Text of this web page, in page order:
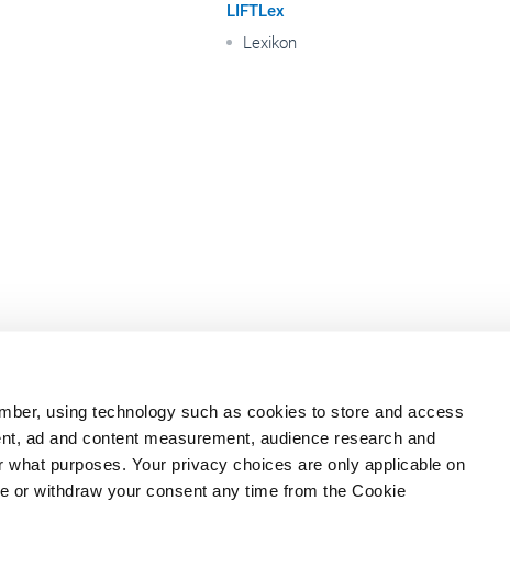
using technology such as cookies to store and access
ad and content measurement, audience research and
purposes. Your privacy choices are only applicable on
or withdraw your consent any time from the Cookie
LIFTLex
Lexikon